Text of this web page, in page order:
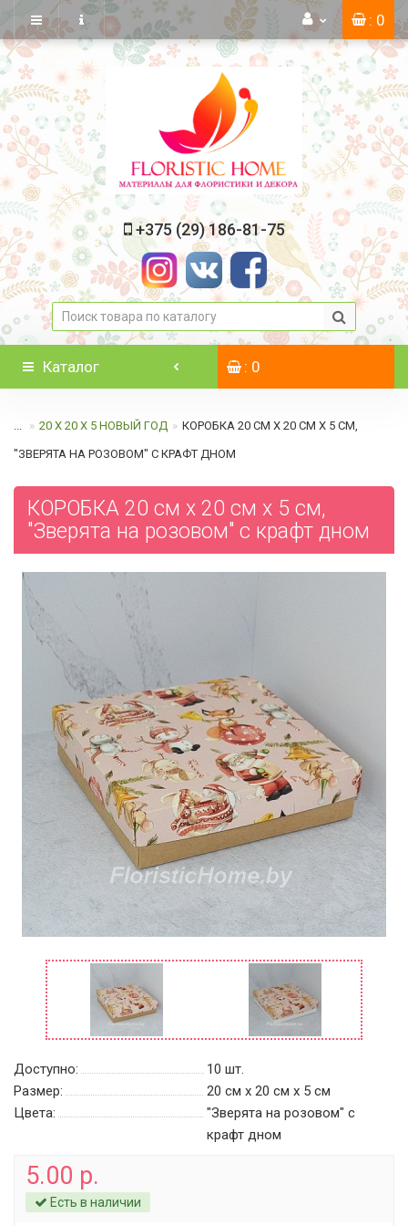
: 0
+375 (29) 186-81-75
Каталог : 0
... 20 Х 20 Х 5 НОВЫЙ ГОД КОРОБКА 20 СМ Х 20 СМ Х 5 СМ,
"ЗВЕРЯТА НА РОЗОВОМ" C КРАФТ ДНОМ
КОРОБКА 20 см х 20 см х 5 см,
"Зверята на розовом" c крафт дном
Доступно: 10 шт.
Размер:
20 см х 20 см х 5 см
Цвета:
"Зверята на розовом" c
крафт дном
5.00 р.
Есть в наличии